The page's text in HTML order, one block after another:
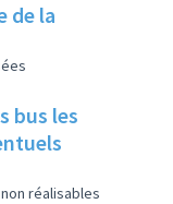
de la
bus les
réalisables